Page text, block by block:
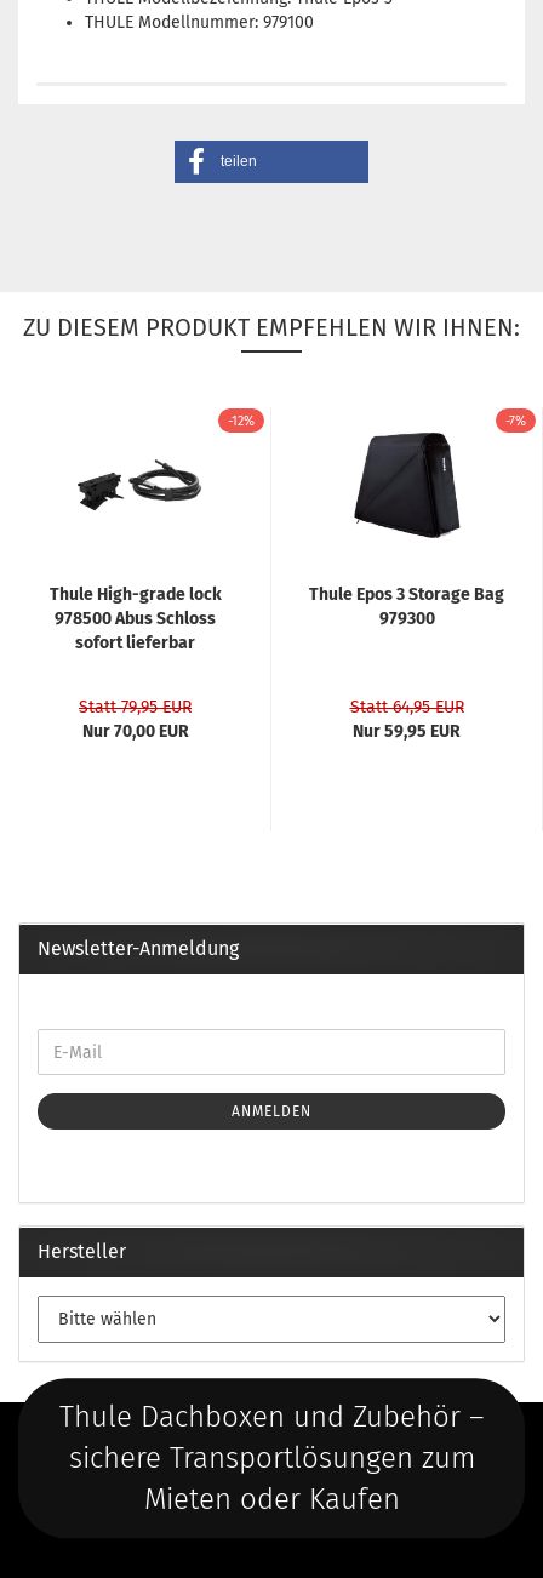
THULE Modellnummer: 979100
teilen
ZU DIESEM PRODUKT EMPFEHLEN WIR IHNEN:
-12%
Thule High-grade lock
978500 Abus Schloss
sofort lieferbar
Statt 79,95 EUR
Nur 70,00 EUR
-7%
Thule Epos 3 Storage Bag
979300
Statt 64,95 EUR
Nur 59,95 EUR
Newsletter-Anmeldung
ANMELDEN
Hersteller
Thule Dachboxen und Zubehör –
sichere Transportlösungen zum
Mieten oder Kaufen